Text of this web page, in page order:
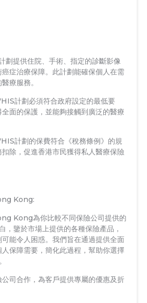
劃提供住院、手術、指定的診斷影像
症治療保障。此計劃能確保個人在需
療服務。
計劃必須符合政府設定的最低要
面的保護，並能夠接觸到廣泛的醫療
計劃的保費符合《稅務條例》的規
除，促進香港市民獲得私人醫療保險
Kong:
Kong為你比較不同保險公司提供的
，鑒於市場上提供的各種保險產品，
能令人困惑。我們旨在通過提供全面
保障需要，簡化此過程，幫助你選擇
司合作，為客戶提供專屬的優惠及折